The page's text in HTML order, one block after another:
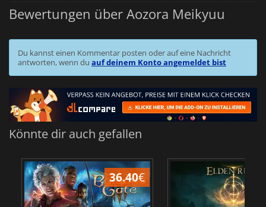
Bewertungen über Aozora Meikyuu
Du kannst einen Kommentar posten oder auf eine Nachricht
antworten, wenn du auf deinem Konto angemeldet bist
Könnte dir auch gefallen
36.40€